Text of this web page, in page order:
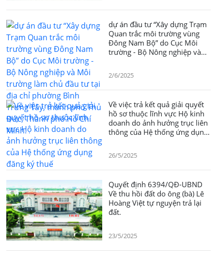
dự án đầu tư “Xây dựng Trạm
Quan trắc môi trường vùng
Đông Nam Bộ” do Cục Môi
trường - Bộ Nông nghiệp và
Tây, thành phố Thủ Đức,
Thành phố Hồ Chí Minh.
2/6/2025
Về việc trả kết quả giải quyết
hồ sơ thuộc lĩnh vực Hộ kinh
doanh do ảnh hưởng trục liên
thông của Hệ thống ứng dụng
26/5/2025
Quyết định 6394/QĐ-UBND
Về thu hồi đất do ông (bà) Lê
Hoàng Việt tự nguyện trả lại
đất.
23/5/2025